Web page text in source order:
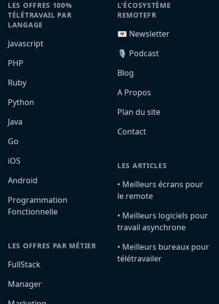
LES OFFRES 100%
TÉLÉTRAVAIL PAR
LANGAGE
Javascript
PHP
Ruby
Python
Java
Go
iOS
Android
Programmation
Fonctionnelle
LES OFFRES PAR MÉTIER
FullStack
Manager
L'ÉCOSYSTÈME
REMOTEFR
💌 Newsletter
🎙️ Podcast
Blog
A Propos
Plan du site
Contact
LES ARTICLES
•️ Meilleurs écrans pour
le remote
•️ Meilleurs logiciels pour
travail asynchrone
•️ Meilleurs bureaux pour
télétravailer